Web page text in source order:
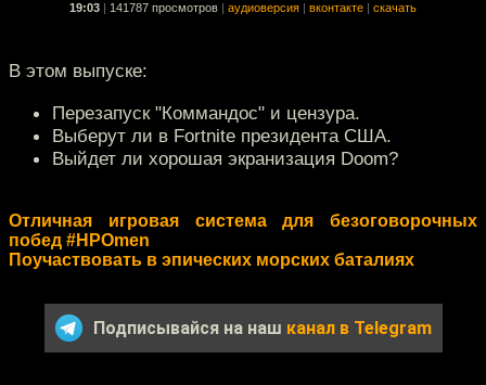
19:03 141787 просмотров аудиоверсия вконтакте скачать
В этом выпуске:
Перезапуск "Коммандос" и цензура.
Выберут ли в Fortnite президента США.
Выйдет ли хорошая экранизация Doom?
Отличная игровая система для безоговорочных
побед #HPOmen
Поучаствовать в эпических морских баталиях
Подписывайся на наш канал в Telegram